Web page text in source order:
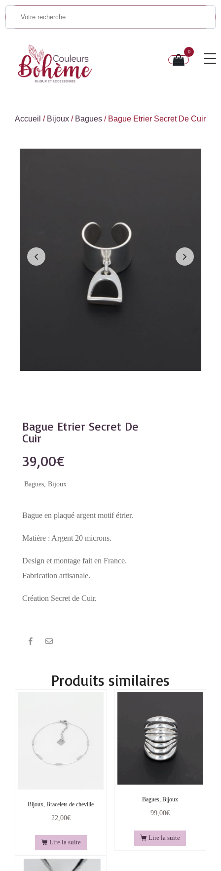
0
Accueil / Bijoux / Bagues / Bague Etrier Secret De Cuir
Bague Etrier Secret De
Cuir
39,00€
Bagues, Bijoux
Bague en plaqué argent motif étrier.
Matière : Argent 20 microns.
Design et montage fait en France.
Fabrication artisanale.
Création Secret de Cuir.
Produits similaires
Bijoux, Bracelets de cheville
22,00€
Lire la suite
Bagues, Bijoux
99,00€
Lire la suite